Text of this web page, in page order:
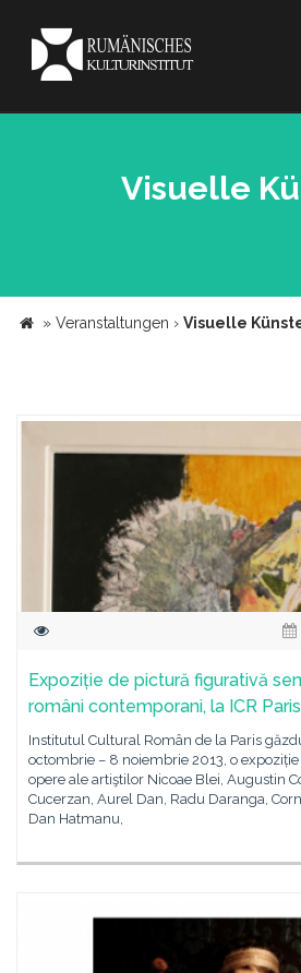
Visuelle
» Veranstaltungen › Visuelle
Expoziție de pictură figurativă
români contemporani, la ICR Paris
Institutul Cultural Român de la Paris
octombrie – 8 noiembrie 2013, o
opere ale artiştilor Nicoae Blei, Augustin
Cucerzan, Aurel Dan, Radu Daranga,
Dan Hatmanu,